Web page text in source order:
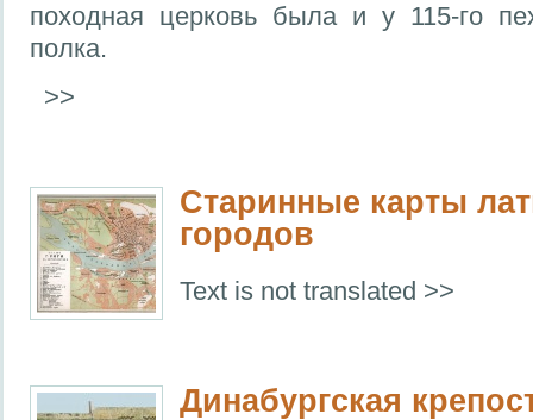
походная церковь была и у 115-го
полка.
>>
Старинные карты
городов
Text is not translated >>
Динабургская